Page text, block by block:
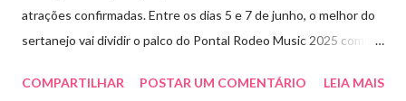
atrações confirmadas. Entre os dias 5 e 7 de junho, o melhor do
sertanejo vai dividir o palco do Pontal Rodeo Music 2025 com o
outras atrações. Esta edição da festa, que ocupa lugar de
COMPARTILHAR POSTAR UM COMENTÁRIO LEIA MAIS